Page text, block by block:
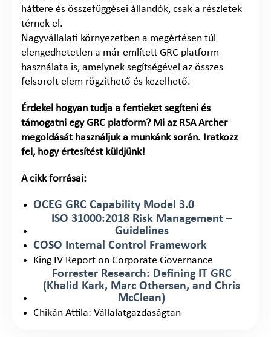
háttere és összefüggései állandók, csak a részletek
térnek el.
Nagyvállalati környezetben a megértésen túl
elengedhetetlen a már említett GRC platform
használata is, amelynek segítségével az összes
felsorolt elem rögzíthető és kezelhető.
Érdekel hogyan tudja a fentieket segíteni és
támogatni egy GRC platform? Mi az RSA Archer
megoldását használjuk a munkánk során. Iratkozz
fel, hogy értesítést küldjünk!
A cikk forrásai:
OCEG GRC Capability Model 3.0
ISO 31000:2018 Risk Management –
Guidelines
COSO Internal Control Framework
King IV Report on Corporate Governance
Forrester Research: Defining IT GRC
(Khalid Kark, Marc Othersen, and Chris
McClean)
Chikán Attila: Vállalatgazdaságtan